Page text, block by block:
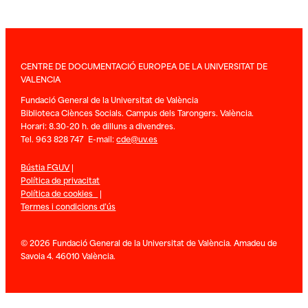
CENTRE DE DOCUMENTACIÓ EUROPEA DE LA UNIVERSITAT DE
VALENCIA
Fundació General de la Universitat de València
Biblioteca Ciènces Socials. Campus dels Tarongers. València.
Horari: 8.30-20 h. de dilluns a divendres.
Tel. 963 828 747 E-mail:cde@uv.es
Bústia FGUV|
Política de privacitat
Política de cookies |
Termes i condicions d’ús
© 2026 Fundació General de la Universitat de València. Amadeu de
Savoia 4. 46010 València.